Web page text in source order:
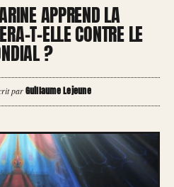
APPREND LA
T-ELLE CONTRE LE
?
parGuillaume Lejeune